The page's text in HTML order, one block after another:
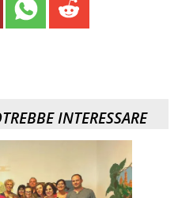
INTERESSARE